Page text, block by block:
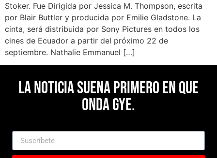
Stoker. Fue Dirigida por Jessica M. Thompson, escrita
por Blair Buttler y producida por Emilie Gladstone. La
cinta, será distribuida por Sony Pictures en todos los
cines de Ecuador a partir del próximo 22 de
septiembre. Nathalie Emmanuel […]
La noticia suena primero en Que
Onda Gye.